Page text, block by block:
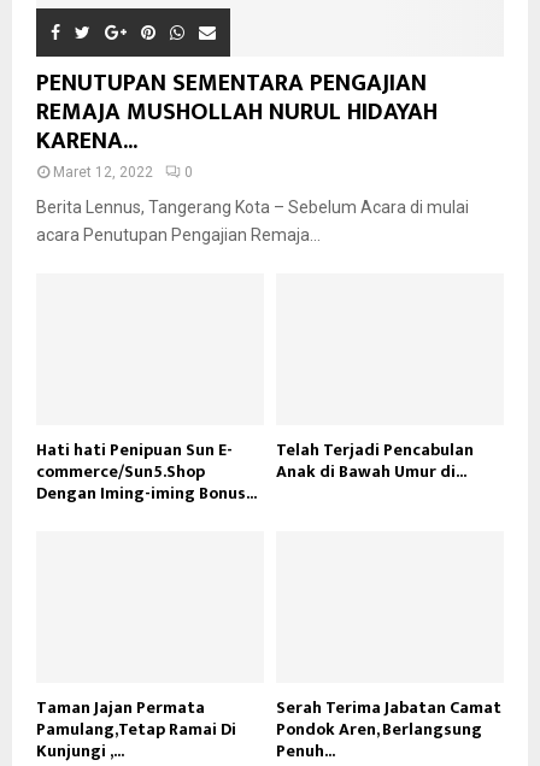
PENUTUPAN SEMENTARA PENGAJIAN
REMAJA MUSHOLLAH NURUL HIDAYAH
KARENA...
Maret 12, 2022 0
Berita Lennus, Tangerang Kota – Sebelum Acara di mulai
acara Penutupan Pengajian Remaja...
Hati hati Penipuan Sun E-
commerce/Sun5.Shop
Dengan Iming-iming Bonus...
Telah Terjadi Pencabulan
Anak di Bawah Umur di...
Taman Jajan Permata
Pamulang,Tetap Ramai Di
Kunjungi ,...
Serah Terima Jabatan Camat
Pondok Aren, Berlangsung
Penuh...